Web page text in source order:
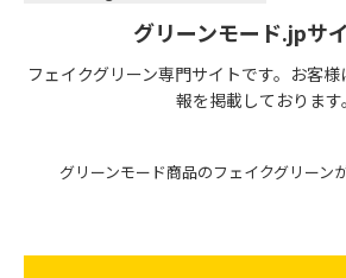
グリーンモード.jpサ
フェイクグリーン専門サイトです。お客
報を掲載しております。
グリーンモード商品のフェイクグリーン